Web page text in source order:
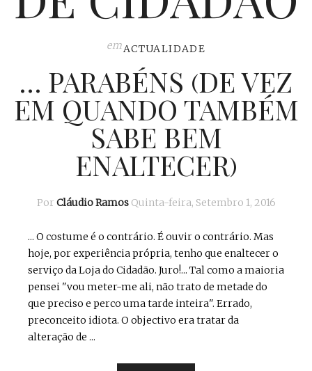
emACTUALIDADE
… PARABÉNS (DE VEZ
EM QUANDO TAMBÉM
SABE BEM
ENALTECER)
Por Cláudio Ramos Quinta-feira, Setembro 1, 2016
... O costume é o contrário. É ouvir o contrário. Mas
hoje, por experiência própria, tenho que enaltecer o
serviço da Loja do Cidadão. Juro!... Tal como a maioria
pensei "vou meter-me ali, não trato de metade do
que preciso e perco uma tarde inteira". Errado,
preconceito idiota. O objectivo era tratar da
alteração de ...